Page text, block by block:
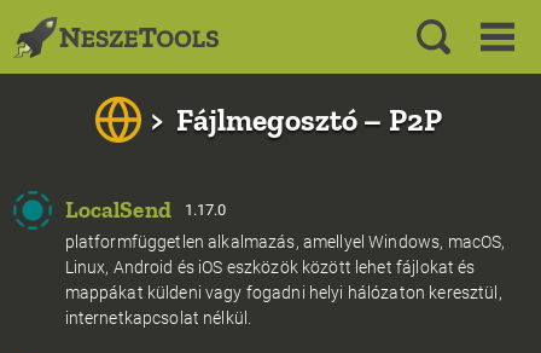
> Fájlmegosztó – P2P
LocalSend 1.17.0
platformfüggetlen alkalmazás, amellyel Windows, macOS,
Linux, Android és iOS eszközök között lehet fájlokat és
mappákat küldeni vagy fogadni helyi hálózaton keresztül,
internetkapcsolat nélkül.